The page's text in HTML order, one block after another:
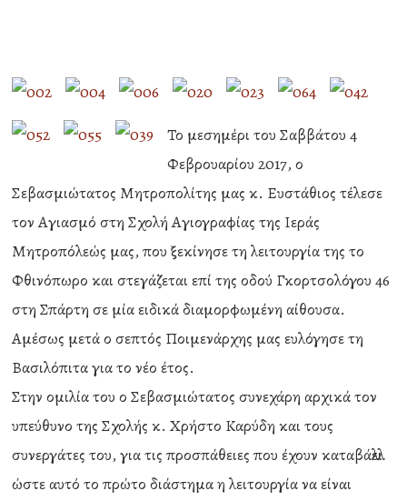
Το μεσημέρι του Σαββάτου 4
Φεβρουαρίου 2017, ο
Σεβασμιώτατος Μητροπολίτης μας κ. Ευστάθιος τέλεσε
τον Αγιασμό στη Σχολή Αγιογραφίας της Ιεράς
Μητροπόλεώς μας, που ξεκίνησε τη λειτουργία της το
Φθινόπωρο και στεγάζεται επί της οδού Γκορτσολόγου 46
στη Σπάρτη σε μία ειδικά διαμορφωμένη αίθουσα.
Αμέσως μετά ο σεπτός Ποιμενάρχης μας ευλόγησε τη
Βασιλόπιτα για το νέο έτος.
Στην ομιλία του ο Σεβασμιώτατος συνεχάρη αρχικά τον
υπεύθυνο της Σχολής κ. Χρήστο Καρύδη και τους
συνεργάτες του, για τις προσπάθειες που έχουν καταβάλλει
ώστε αυτό το πρώτο διάστημα η λειτουργία να είναι